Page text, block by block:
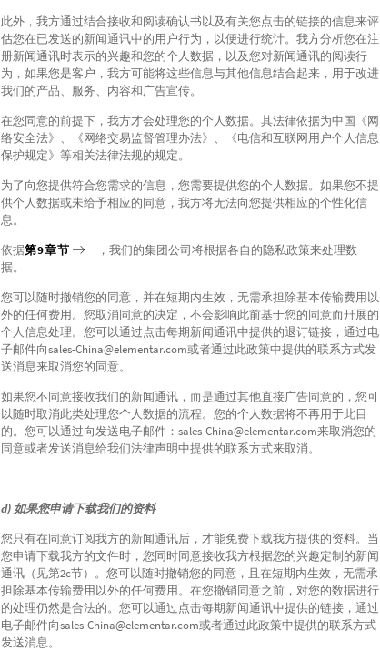
此外，我方通过结合接收和阅读确认书以及有关您点击的链接的信息来评
估您在已发送的新闻通讯中的用户行为，以便进行统计。我方分析您在注
册新闻通讯时表示的兴趣和您的个人数据，以及您对新闻通讯的阅读行
为，如果您是客户，我方可能将这些信息与其他信息结合起来，用于改进
我们的产品、服务、内容和广告宣传。
在您同意的前提下，我方才会处理您的个人数据。其法律依据为中国《网
络安全法》、《网络交易监督管理办法》、《电信和互联网用户个人信息
保护规定》等相关法律法规的规定。
为了向您提供符合您需求的信息，您需要提供您的个人数据。如果您不提
供个人数据或未给予相应的同意，我方将无法向您提供相应的个性化信
息。
依据第9章节
，我们的集团公司将根据各自的隐私政策来处理数
据。
您可以随时撤销您的同意，并在短期内生效，无需承担除基本传输费用以
外的任何费用。您取消同意的决定，不会影响此前基于您的同意而幵展的
个人信息处理。您可以通过点击每期新闻通讯中提供的退订链接，通过电
子邮件向sales-China@elementar.com或者通过此政策中提供的联系方式发
送消息来取消您的同意。
如果您不同意接收我们的新闻通讯，而是通过其他直接广告同意的，您可
以随时取消此类处理您个人数据的流程。您的个人数据将不再用于此目
的。您可以通过向发送电子邮件：sales-China@elementar.com来取消您的
同意或者发送消息给我们法律声明中提供的联系方式来取消。
d) 如果您申请下载我们的资料
您只有在同意订阅我方的新闻通讯后，才能免费下载我方提供的资料。当
您申请下载我方的文件时，您同时同意接收我方根据您的兴趣定制的新闻
通讯（见第2c节）。您可以随时撤销您的同意，且在短期内生效，无需承
担除基本传输费用以外的任何费用。在您撤销同意之前，对您的数据进行
的处理仍然是合法的。您可以通过点击每期新闻通讯中提供的链接，通过
电子邮件向sales-China@elementar.com或者通过此政策中提供的联系方式
发送消息。